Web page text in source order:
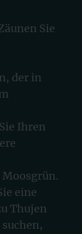
Sie
der in
Ihren
eine
Thujen